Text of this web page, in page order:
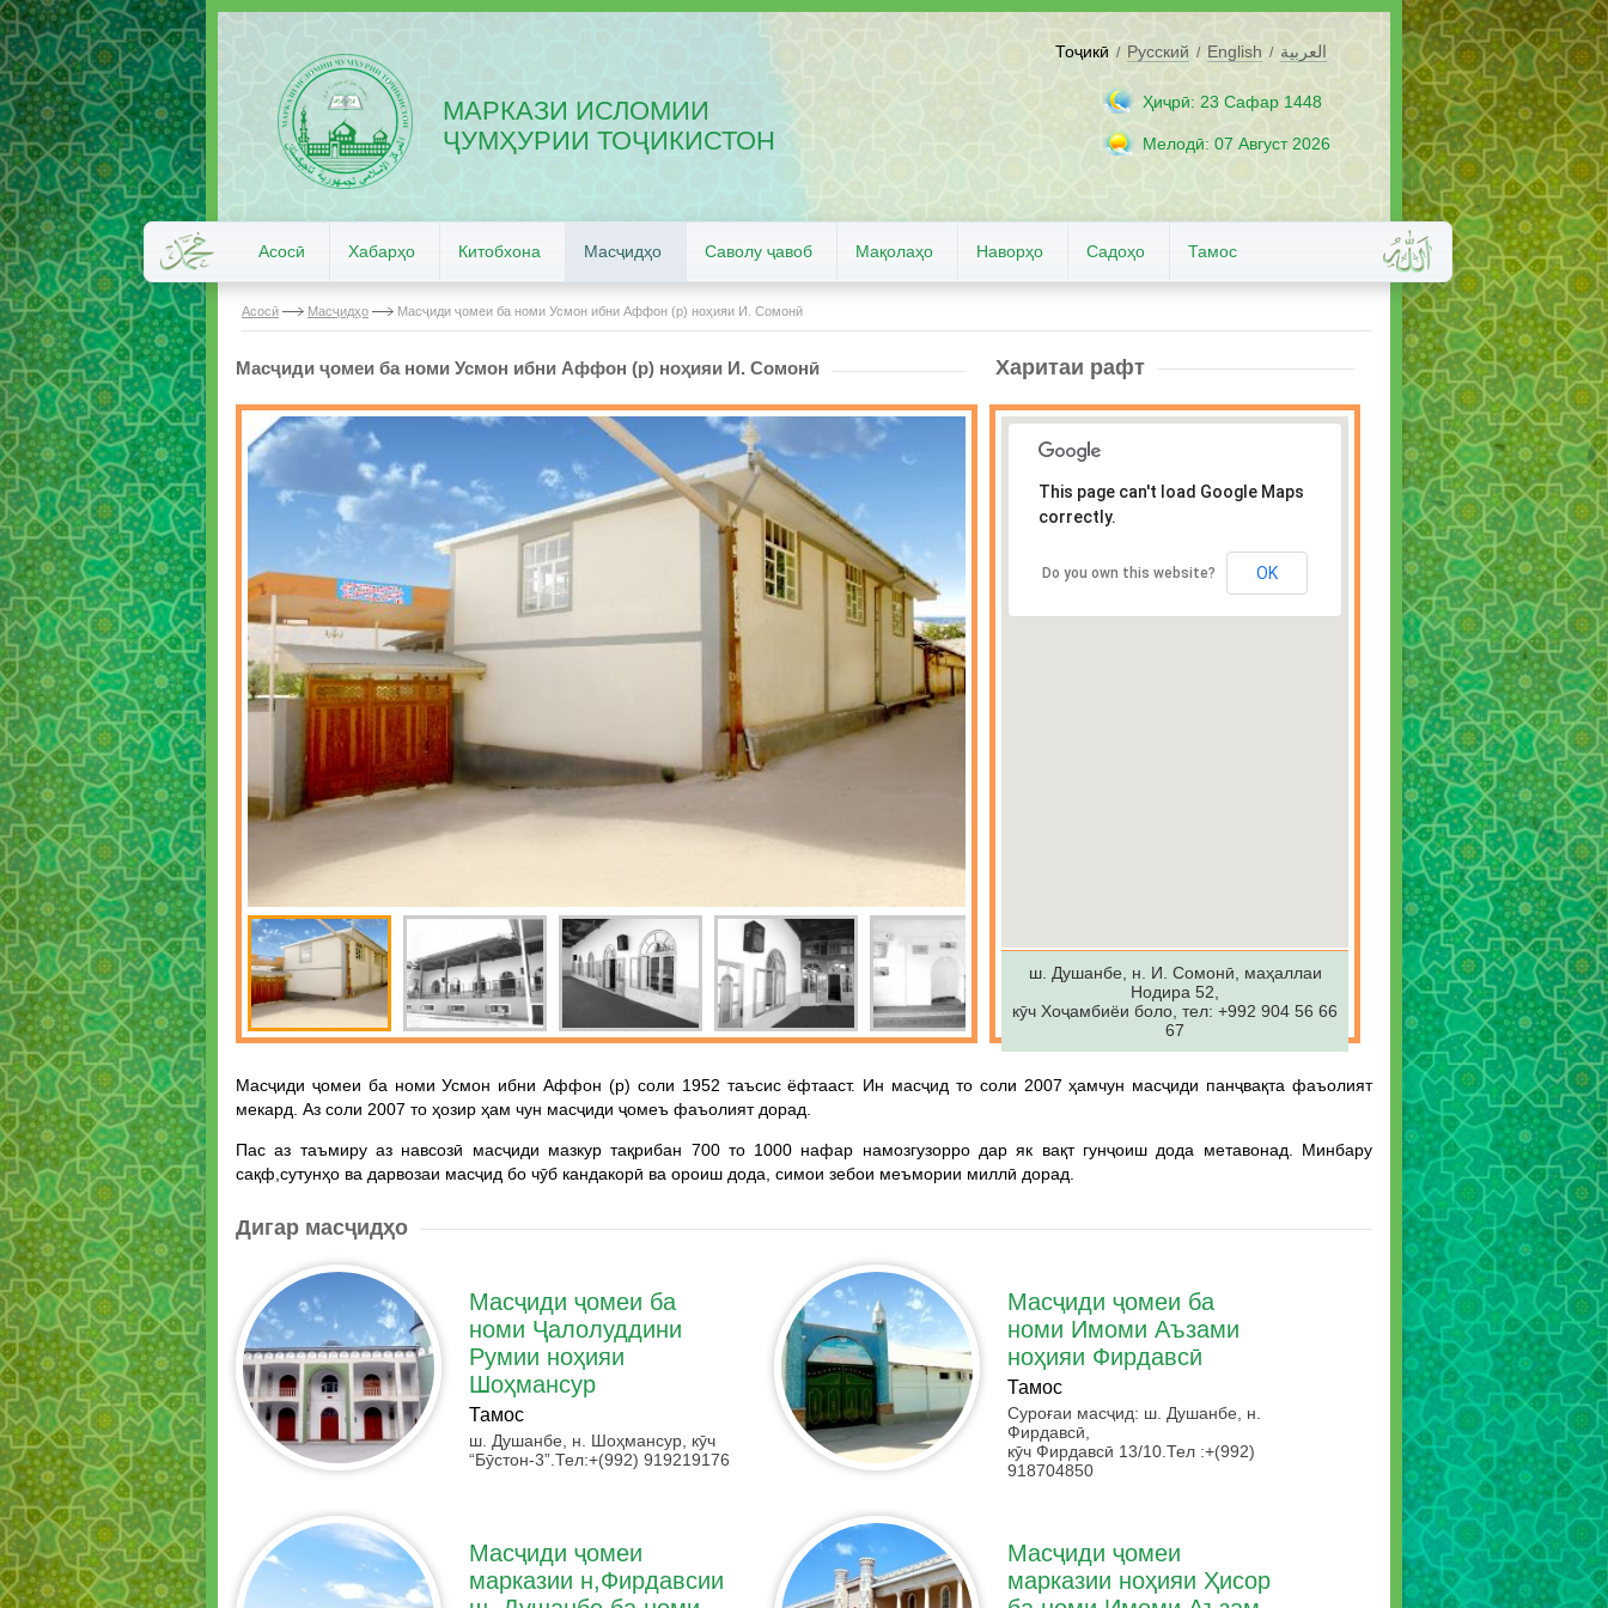
МАРКАЗИ ИСЛОМИИ
ҶУМҲУРИИ ТОҶИКИСТОН
Тоҷикӣ / Русский / English / العربية
Ҳиҷрӣ: 23 Сафар 1448
Мелодӣ: 07 Август 2026
Асосӣ Хабарҳо Китобхона Масҷидҳо Саволу ҷавоб Мақолаҳо Наворҳо Садоҳо Тамос
Асосӣ Масҷидҳо Масҷиди ҷомеи ба номи Усмон ибни Аффон (р) ноҳияи И. Сомонӣ
Масҷиди ҷомеи ба номи Усмон ибни Аффон (р) ноҳияи И. Сомонӣ Харитаи рафт
This page can't load Google Maps
correctly.
Do you own this website? OK
ш. Душанбе, н. И. Сомонӣ, маҳаллаи
Нодира 52,
кӯч Хоҷамбиёи боло, тел: +992 904 56 66
67
Масҷиди ҷомеи ба номи Усмон ибни Аффон (р) соли 1952 таъсис ёфтааст. Ин масҷид то соли 2007 ҳамчун масҷиди панҷвақта фаъолият
мекард. Аз соли 2007 то ҳозир ҳам чун масҷиди ҷомеъ фаъолият дорад.
Пас аз таъмиру аз навсозӣ масҷиди мазкур тақрибан 700 то 1000 нафар намозгузорро дар як вақт гунҷоиш дода метавонад. Минбару
сақф,сутунҳо ва дарвозаи масҷид бо чӯб кандакорӣ ва ороиш дода, симои зебои меъмории миллӣ дорад.
Дигар масҷидҳо
Масҷиди ҷомеи ба
номи Ҷалолуддини
Румии ноҳияи
Шоҳмансур
Тамос
ш. Душанбе, н. Шоҳмансур, кӯч
“Бӯстон-3”. Тел:+(992) 919219176
Масҷиди ҷомеи ба
номи Имоми Аъзами
ноҳияи Фирдавсӣ
Тамос
Суроғаи масҷид: ш. Душанбе, н.
Фирдавсӣ,
кӯч Фирдавсӣ 13/10. Тел :+(992)
918704850
Масҷиди ҷомеи
марказии н,Фирдавсии
Масҷиди ҷомеи
марказии ноҳияи Ҳисор